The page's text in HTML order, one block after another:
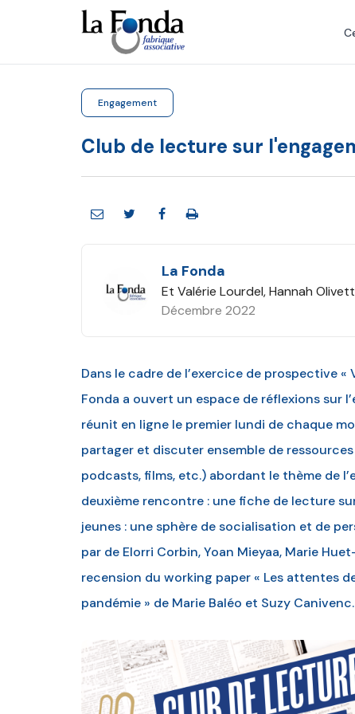
principal
Engagement
Club de lecture sur
La Fonda
Et Valérie Lourdel, Hannah
Décembre 2022
Dans le cadre de l’exercice de prospective «
Fonda a ouvert un espace de réflexions sur
réunit en ligne le premier lundi de chaque
partager et discuter ensemble de
podcasts, films, etc.) abordant le thème de
deuxième rencontre : une fiche de lecture
jeunes : une sphère de socialisation et de
par de Elorri Corbin, Yoan Mieyaa, Marie
recension du working paper « Les attentes
pandémie » de Marie Baléo et Suzy Canivenc.